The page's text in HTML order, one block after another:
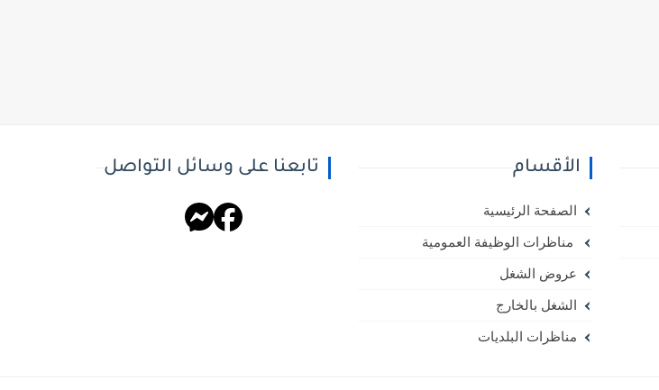
الأقسام
الصفحة الرئيسية
مناظرات الوظيفة العمومية
عروض الشغل
الشغل بالخارج
مناظرات البلديات
تابعنا على وسائل التواصل